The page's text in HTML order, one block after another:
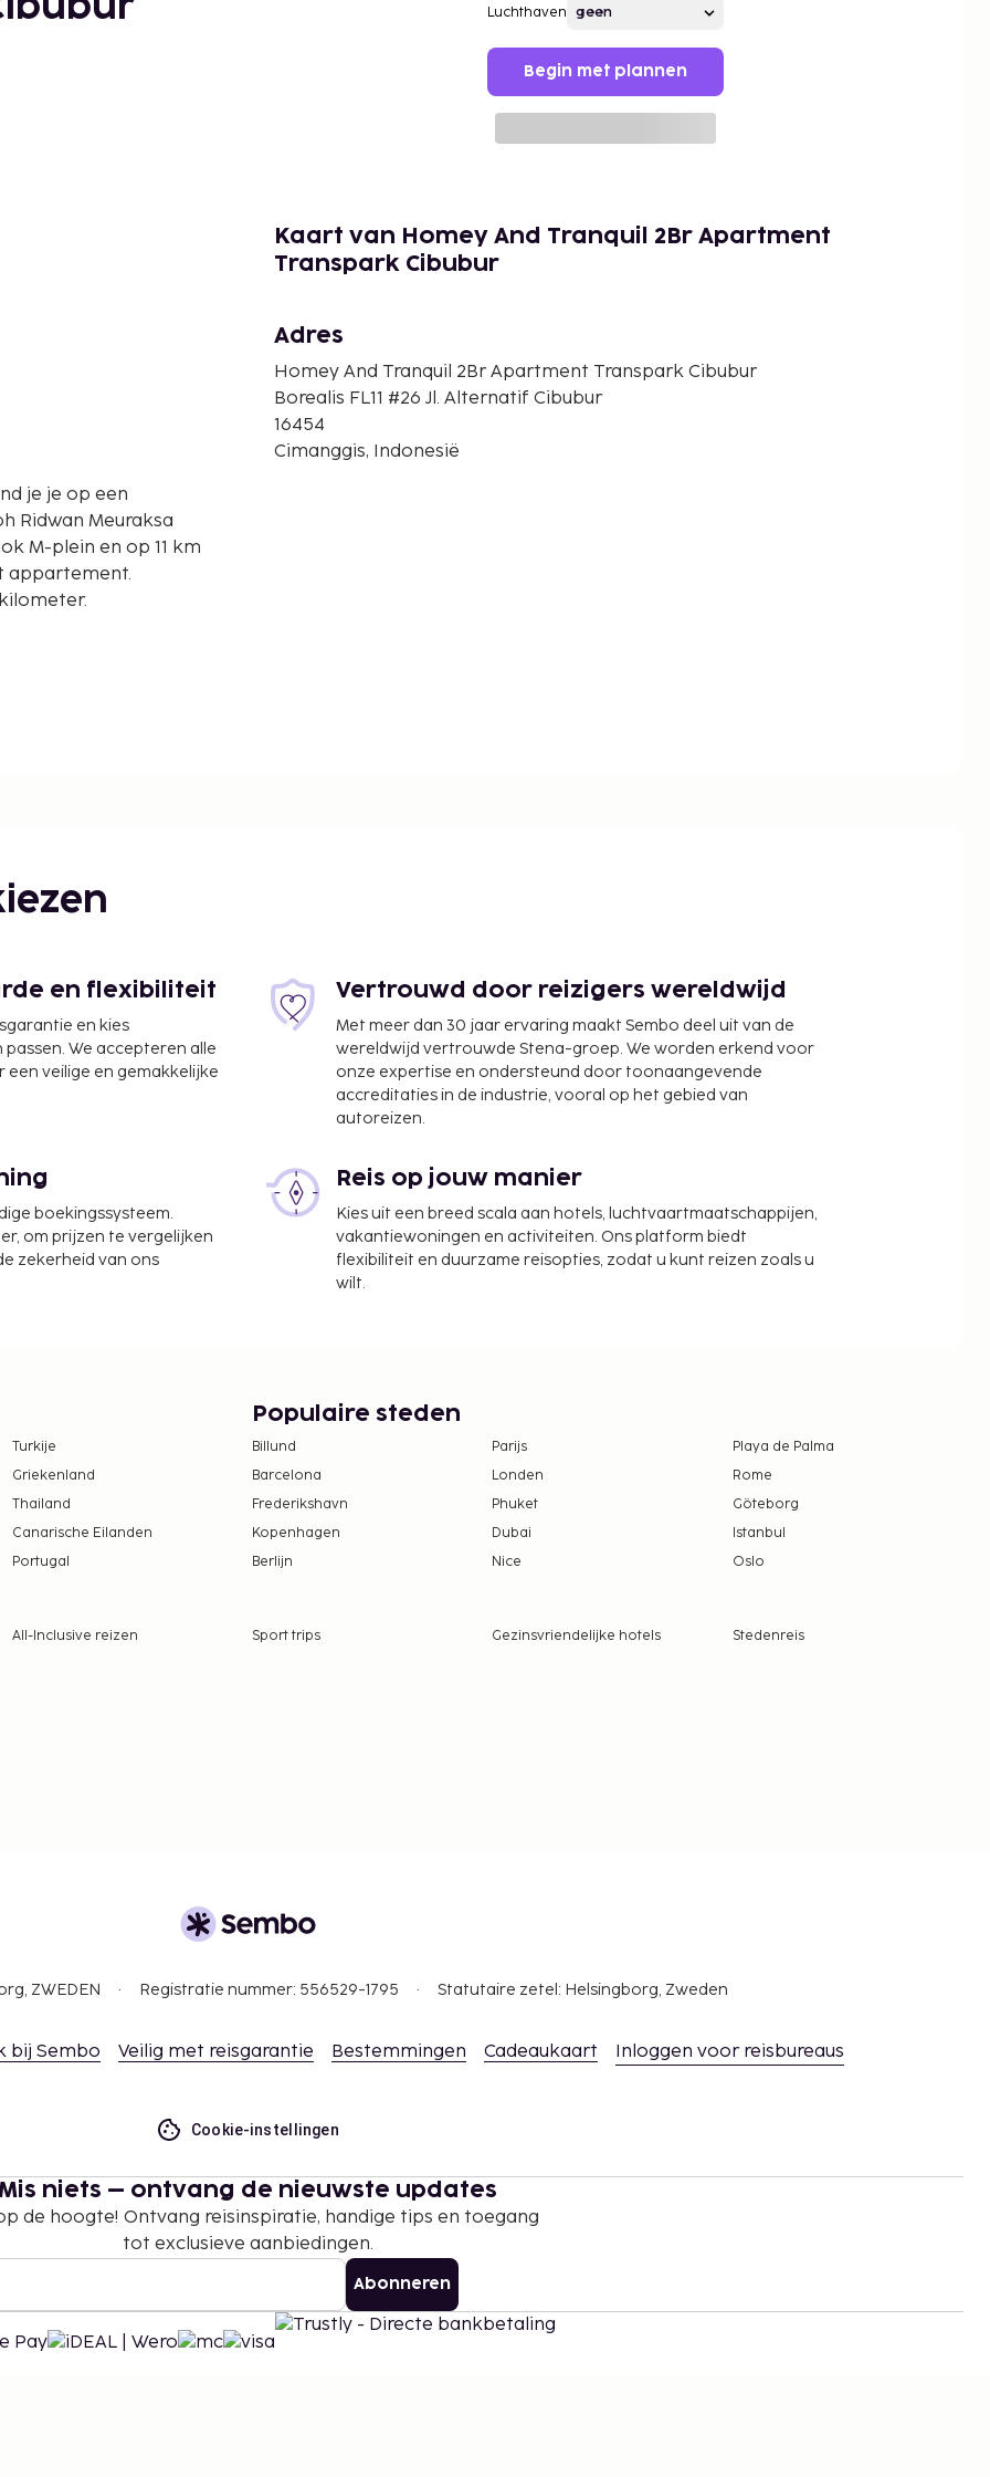
Luchthaven
Begin met plannen
je je op een
Ridwan Meuraksa
appartement.
worden betaald. De
per verblijf
niet
Kaart van Homey And Tranquil 2Br Apartment
Transpark Cibubur
Adres
Homey And Tranquil 2Br Apartment Transpark Cibubur
Borealis FL11 #26 Jl. Alternatif Cibubur
16454
Cimanggis, Indonesië
en flexibiliteit
en kies
We accepteren alle
veilige en gemakkelijke
Vertrouwd door reizigers wereldwijd
Met meer dan 30 jaar ervaring maakt Sembo deel uit van de
wereldwijd vertrouwde Stena-groep. We worden erkend voor
onze expertise en ondersteund door toonaangevende
accreditaties in de industrie, vooral op het gebied van
autoreizen.
boekingssysteem.
om prijzen te vergelijken
zekerheid van ons
Reis op jouw manier
Kies uit een breed scala aan hotels, luchtvaartmaatschappijen,
vakantiewoningen en activiteiten. Ons platform biedt
flexibiliteit en duurzame reisopties, zodat u kunt reizen zoals u
wilt.
Turkije
Griekenland
Thailand
Canarische Eilanden
Portugal
Populaire steden
Billund Parijs
Playa de Palma
Barcelona
Londen
Rome
Frederikshavn
Phuket
Göteborg
Kopenhagen
Dubai
Istanbul
Berlijn
Nice Oslo
All-Inclusive reizen Sport trips Gezinsvriendelijke hotels
Stedenreis
ZWEDEN Registratie nummer: 556529-1795 Statutaire zetel: Helsingborg, Zweden
bij Sembo Veilig met reisgarantie Bestemmingen Cadeaukaart Inloggen voor reisbureaus
Cookie-instellingen
Mis niets – ontvang de nieuwste updates
de hoogte! Ontvang reisinspiratie, handige tips en toegang
tot exclusieve aanbiedingen.
Abonneren